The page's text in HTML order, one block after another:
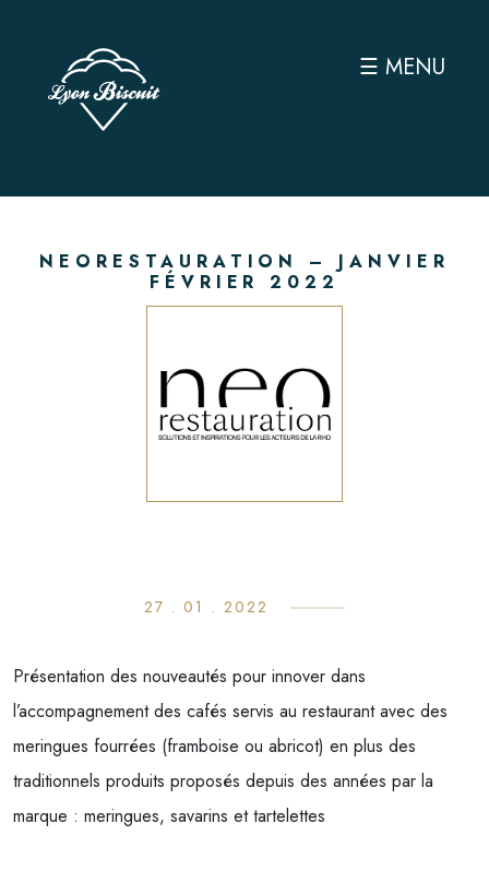
ACCUEIL
L’ENTREPRISE
NOS GAMMES
La Basquaise
Lyon biscuit
☰ MENU
NEORESTAURATION – JANVIER
FÉVRIER 2022
27 . 01 . 2022
Présentation des nouveautés pour innover dans
l’accompagnement des cafés servis au restaurant avec des
meringues fourrées (framboise ou abricot) en plus des
traditionnels produits proposés depuis des années par la
marque : meringues, savarins et tartelettes